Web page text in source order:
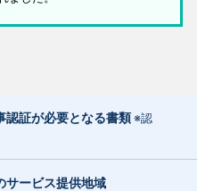
認証が必要となる書類※認
サービス提供地域